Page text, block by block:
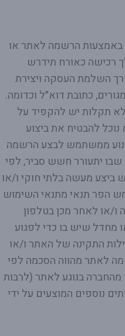
הרשמה לאתר או
רכישה כאורח תידרש
השלמת העסקה ויצירת
כתובת דוא״ל וכדומה.
תקלות יש להקפיד על
להבטיח את ביצוע
ממשתמש לבצע הרשמה
יתעורר חשש סביר, לפי
מעשה בלתי חוקי ו/או
הפר תנאי מתנאי השימוש
או לאחר מכן בטלפון
מחדל שיש בו כדי לפגוע
התקינה של האתר ו/או
לאתר מהווה הסכמה לפי
בנוגע לאתר (לרבות
נוספים המוצעים על ידי